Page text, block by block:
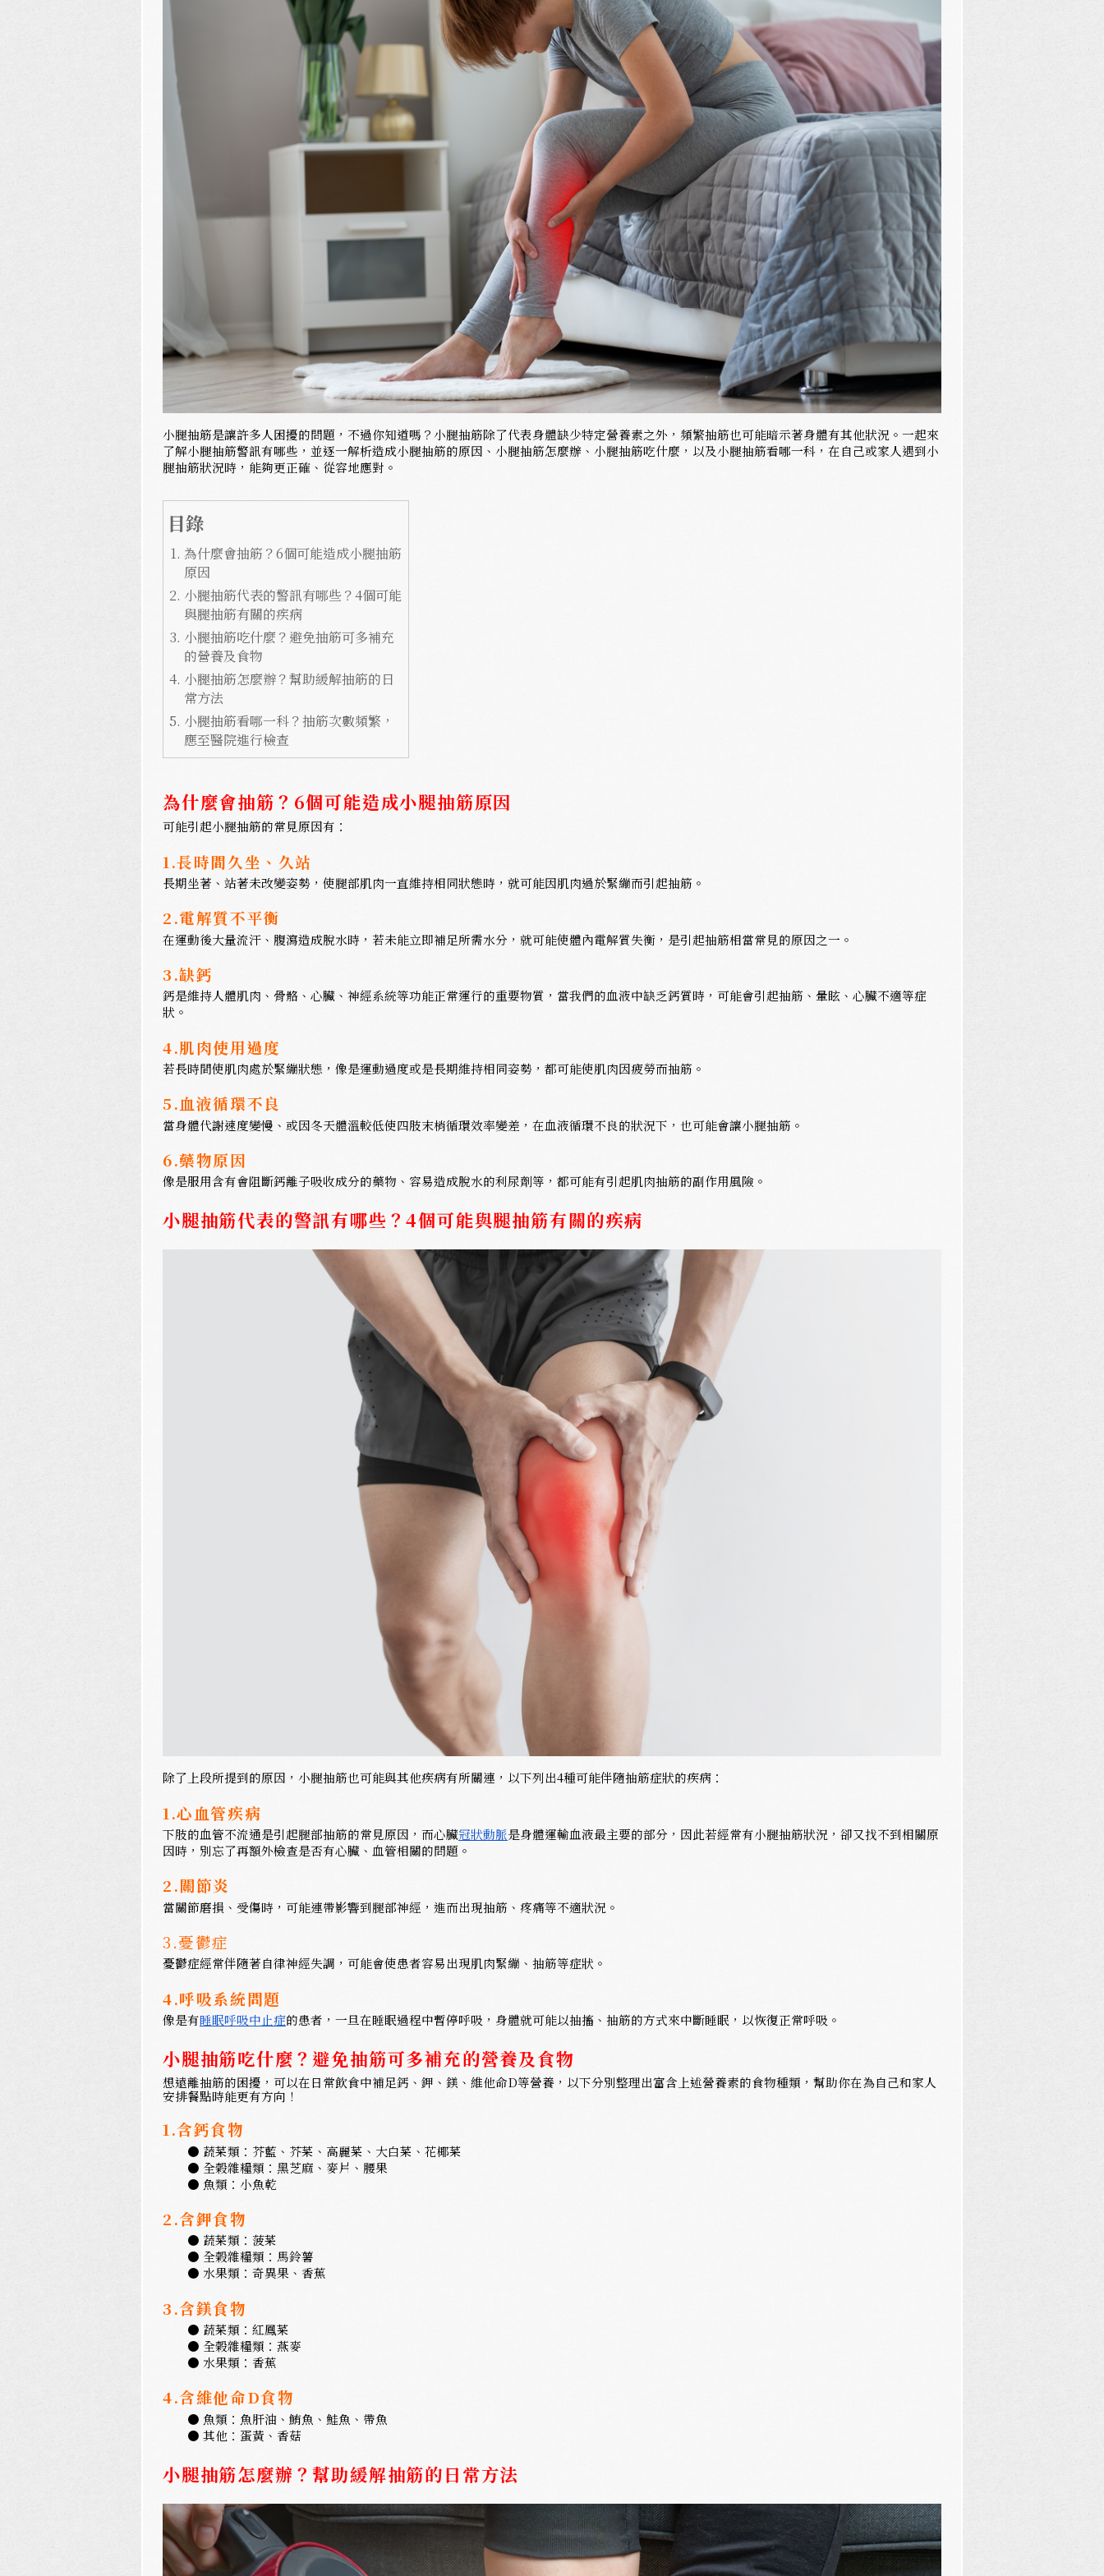
小腿抽筋是讓許多人困擾的問題，不過你知道嗎？小腿抽筋除了代表身體缺少特定營養素之外，頻繁抽筋也可能暗示著身體有其他狀況。一起來
了解小腿抽筋警訊有哪些，並逐一解析造成小腿抽筋的原因、小腿抽筋怎麼辦、小腿抽筋吃什麼，以及小腿抽筋看哪一科，在自己或家人遇到小
腿抽筋狀況時，能夠更正確、從容地應對。
目錄
為什麼會抽筋？6個可能造成小腿抽筋
原因
小腿抽筋代表的警訊有哪些？4個可能
與腿抽筋有關的疾病
小腿抽筋吃什麼？避免抽筋可多補充
的營養及食物
小腿抽筋怎麼辦？幫助緩解抽筋的日
常方法
小腿抽筋看哪一科？抽筋次數頻繁，
應至醫院進行檢查
為什麼會抽筋？6個可能造成小腿抽筋原因
可能引起小腿抽筋的常見原因有：
1.長時間久坐、久站
長期坐著、站著未改變姿勢，使腿部肌肉一直維持相同狀態時，就可能因肌肉過於緊繃而引起抽筋。
2.電解質不平衡
在運動後大量流汗、腹瀉造成脫水時，若未能立即補足所需水分，就可能使體內電解質失衡，是引起抽筋相當常見的原因之一。
3.缺鈣
鈣是維持人體肌肉、骨骼、心臟、神經系統等功能正常運行的重要物質，當我們的血液中缺乏鈣質時，可能會引起抽筋、暈眩、心臟不適等症
狀。
4.肌肉使用過度
若長時間使肌肉處於緊繃狀態，像是運動過度或是長期維持相同姿勢，都可能使肌肉因疲勞而抽筋。
5.血液循環不良
當身體代謝速度變慢、或因冬天體溫較低使四肢末梢循環效率變差，在血液循環不良的狀況下，也可能會讓小腿抽筋。
6.藥物原因
像是服用含有會阻斷鈣離子吸收成分的藥物、容易造成脫水的利尿劑等，都可能有引起肌肉抽筋的副作用風險。
小腿抽筋代表的警訊有哪些？4個可能與腿抽筋有關的疾病
除了上段所提到的原因，小腿抽筋也可能與其他疾病有所關連，以下列出4種可能伴隨抽筋症狀的疾病：
1.心血管疾病
下肢的血管不流通是引起腿部抽筋的常見原因，而心臟冠狀動脈是身體運輸血液最主要的部分，因此若經常有小腿抽筋狀況，卻又找不到相關原
因時，別忘了再額外檢查是否有心臟、血管相關的問題。
2.關節炎
當關節磨損、受傷時，可能連帶影響到腿部神經，進而出現抽筋、疼痛等不適狀況。
3.憂鬱症
憂鬱症經常伴隨著自律神經失調，可能會使患者容易出現肌肉緊繃、抽筋等症狀。
4.呼吸系統問題
像是有睡眠呼吸中止症的患者，一旦在睡眠過程中暫停呼吸，身體就可能以抽搐、抽筋的方式來中斷睡眠，以恢復正常呼吸。
小腿抽筋吃什麼？避免抽筋可多補充的營養及食物
想遠離抽筋的困擾，可以在日常飲食中補足鈣、鉀、鎂、維他命D等營養，以下分別整理出富含上述營養素的食物種類，幫助你在為自己和家人
安排餐點時能更有方向！
1.含鈣食物
● 蔬菜類：芥藍、芥菜、高麗菜、大白菜、花椰菜
● 全榖雜糧類：黑芝麻、麥片、腰果
● 魚類：小魚乾
2.含鉀食物
● 蔬菜類：菠菜
● 全榖雜糧類：馬鈴薯
● 水果類：奇異果、香蕉
3.含鎂食物
● 蔬菜類：紅鳳菜
● 全榖雜糧類：燕麥
● 水果類：香蕉
4.含維他命D食物
● 魚類：魚肝油、鮪魚、鮭魚、帶魚
● 其他：蛋黃、香菇
小腿抽筋怎麼辦？幫助緩解抽筋的日常方法